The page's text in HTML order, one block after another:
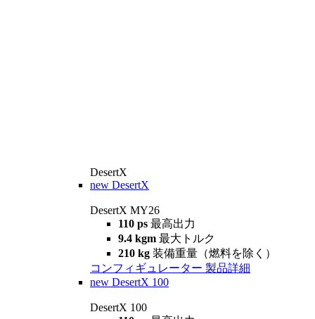
DesertX
new DesertX
DesertX MY26
110 ps 最高出力
9.4 kgm 最大トルク
210 kg 装備重量（燃料を除く）
コンフィギュレーター 製品詳細
new DesertX 100
DesertX 100